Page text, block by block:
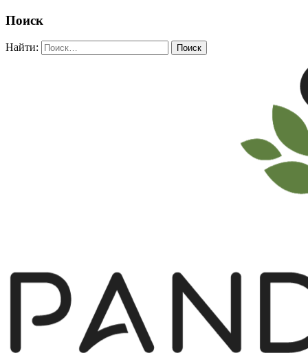
Поиск
Найти: